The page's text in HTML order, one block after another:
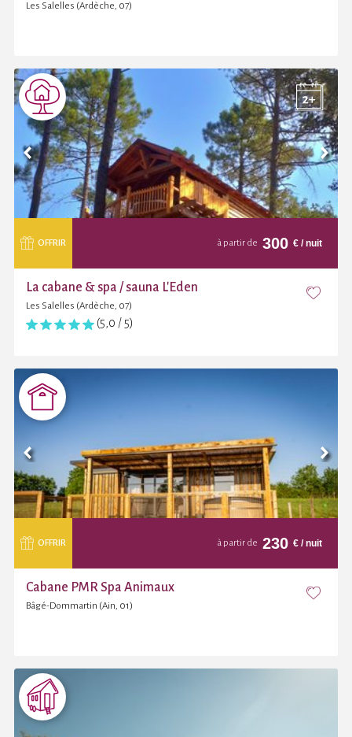
Les Salelles (Ardèche, 07)
OFFRIR à partir de 300 € / nuit
La cabane & spa / sauna L'Eden
Les Salelles (Ardèche, 07)
(5,0 / 5)
OFFRIR à partir de 230 € / nuit
Cabane PMR Spa Animaux
Bâgé-Dommartin (Ain, 01)